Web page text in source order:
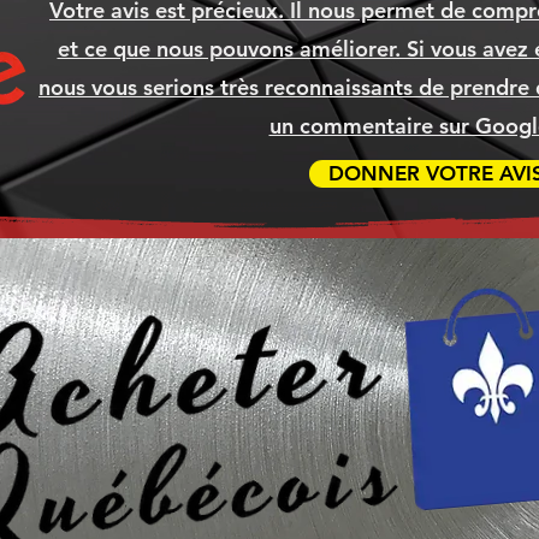
CANON 075H CYAN Compatible
[COMMANDE]
Prix
69,99 $
Ajouter au panier
BROTHER TN635XL TN-635XL
MAGENTA Compatible
[COMMANDE]
Prix
79,99 $
Ajouter au panier
LENOVO 82X700FKCF IDEAPAD
SLIM 3I 15.6" i7-1355U, 16GB, SSD
512G, WIN11
Prix
1 049,99 $
Ajouter au panier
Boitier Antec C3 ARGB
Prix
139,99 $
Ajouter au panier
Votre avis est précieux. Il nous permet de
et ce que nous pouvons améliorer. Si vous
nous vous serions très reconnaissants de
un commentaire sur
DONNER VOTRE